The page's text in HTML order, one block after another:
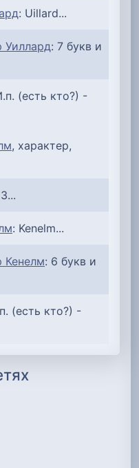
: Uillard...
Уиллард: 7 букв и
(есть кто?) -
, характер,
: Kenelm...
Кенелм: 6 букв и
(есть кто?) -